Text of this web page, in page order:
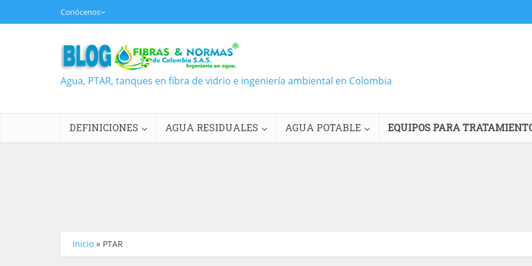
Conócenos
Agua, PTAR, tanques en fibra de vidrio e ingeniería ambiental en Colombia
DEFINICIONES AGUA RESIDUALES AGUA POTABLE EQUIPOS PARA
Inicio » PTAR